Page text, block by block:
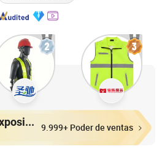
Los más vendidos Expositores 9.999+ Poder de ventas